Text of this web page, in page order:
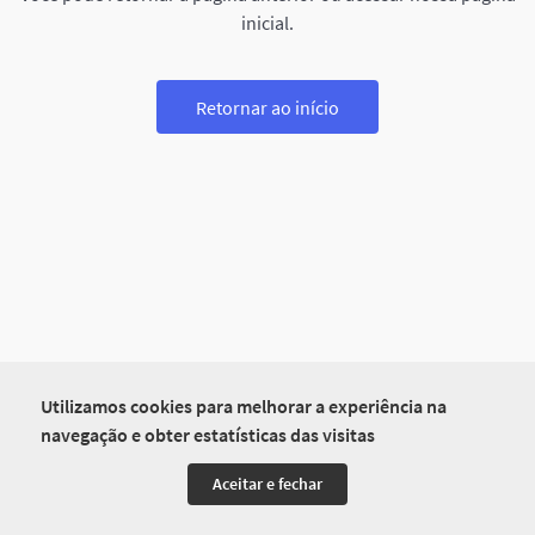
Utilizamos cookies para melhorar a experiência na
navegação e obter estatísticas das visitas
Aceitar e fechar
inicial.
Retornar ao início